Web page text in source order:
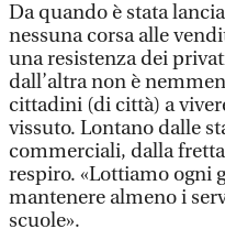
Da quando è stata
nessuna corsa alle
una resistenza dei
dall’altra non è
cittadini (di città) a
vissuto. Lontano dalle
commerciali, dalla
respiro. «Lottiamo ogni
mantenere almeno i
scuole».